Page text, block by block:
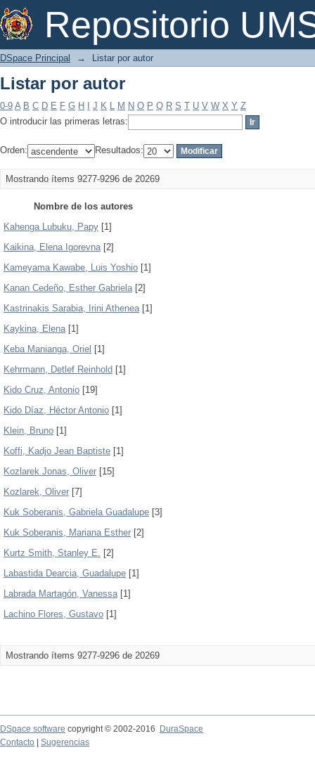
Repositorio
Listar por autor
DSpace Principal → Listar por autor
Listar por autor
0-9 A B C D E F G H J K L M N O P Q R S T U V W X Y Z
O introducir las primeras letras:
Orden: Resultados:
Mostrando ítems 9277-9296 de 20269
Nombre de los autores
Kahenga Lubuku, Papy [1]
Kaikina, Elena Igorevna[2]
Kameyama Kawabe, Luis Yoshio [1]
Kanan Cedeño, Esther Gabriela[2]
Kastrinakis Sarabia, Irini Athenea[1]
Kaykina, Elena[1]
Keba Manianga, Oriel [1]
Kehrmann, Detlef Reinhold [1]
Kido Cruz, Antonio [19]
Kido Díaz, Héctor Antonio [1]
Klein, Bruno [1]
Koffi, Kadjo Jean Baptiste [1]
Kozlarek Jonas, Oliver [15]
Kozlarek, Oliver [7]
Kuk Soberanis, Gabriela Guadalupe [3]
Kuk Soberanis, Mariana Esther [2]
Kurtz Smith, Stanley E. [2]
Labastida Dearcia, Guadalupe [1]
Labrada Martagón, Vanessa[1]
Lachino Flores, Gustavo [1]
Mostrando ítems 9277-9296 de 20269
DSpace software copyright © 2002-2016
DuraSpace
Contacto
Sugerencias